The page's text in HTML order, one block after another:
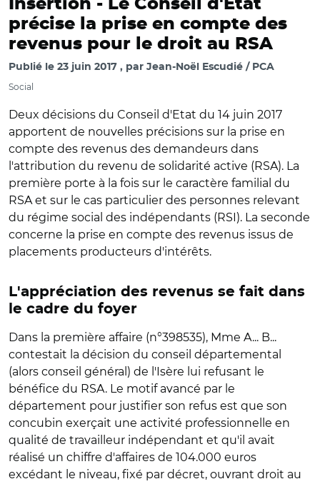
Insertion - Le Conseil d'Etat
précise la prise en compte des
revenus pour le droit au RSA
Publié le 23 juin 2017 par Jean-Noël Escudié / PCA
Social
Deux décisions du Conseil d'Etat du 14 juin 2017
apportent de nouvelles précisions sur la prise en
compte des revenus des demandeurs dans
l'attribution du revenu de solidarité active (RSA). La
première porte à la fois sur le caractère familial du
RSA et sur le cas particulier des personnes relevant
du régime social des indépendants (RSI). La seconde
concerne la prise en compte des revenus issus de
placements producteurs d'intérêts.
L'appréciation des revenus se fait dans
le cadre du foyer
Dans la première affaire (n°398535), Mme A... B...
contestait la décision du conseil départemental
(alors conseil général) de l'Isère lui refusant le
bénéfice du RSA. Le motif avancé par le
département pour justifier son refus est que son
concubin exerçait une activité professionnelle en
qualité de travailleur indépendant et qu'il avait
réalisé un chiffre d'affaires de 104.000 euros
excédant le niveau, fixé par décret, ouvrant droit au